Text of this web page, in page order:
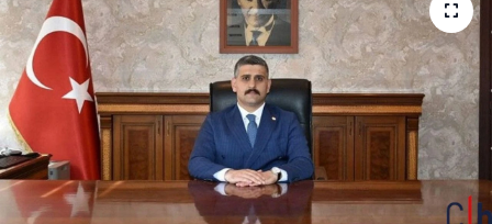
GÜNDEM
Hakkari Haber
İLGİNÇ HABERLER
KADIN
Haber Arşivi